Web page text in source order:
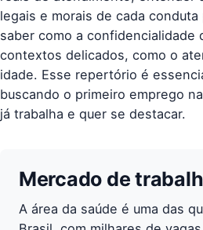
legais e morais de cada
saber como a confidencialidade
contextos delicados, como o
idade. Esse repertório é
buscando o primeiro emprego
já trabalha e quer se destacar.
Mercado de
A área da saúde é uma das